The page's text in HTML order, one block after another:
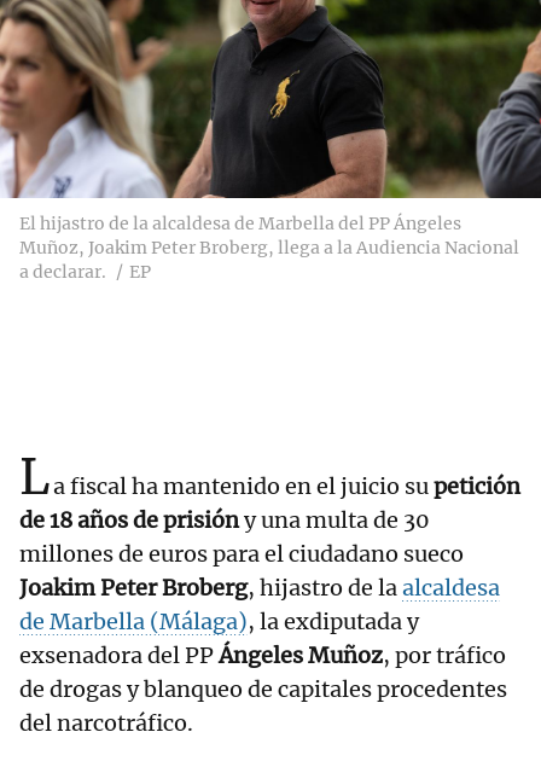
El hijastro de la alcaldesa de Marbella del PP Ángeles
Muñoz, Joakim Peter Broberg, llega a la Audiencia Nacional
a declarar.
EP
La fiscal ha mantenido en el juicio supetición
de 18 años de prisióny una multa de 30
millones de euros para el ciudadano sueco
Joakim Peter Broberg, hijastro de laalcaldesa
de Marbella (Málaga), la exdiputada y
exsenadora del PPÁngeles Muñoz, por tráfico
de drogas y blanqueo de capitales procedentes
del narcotráfico.